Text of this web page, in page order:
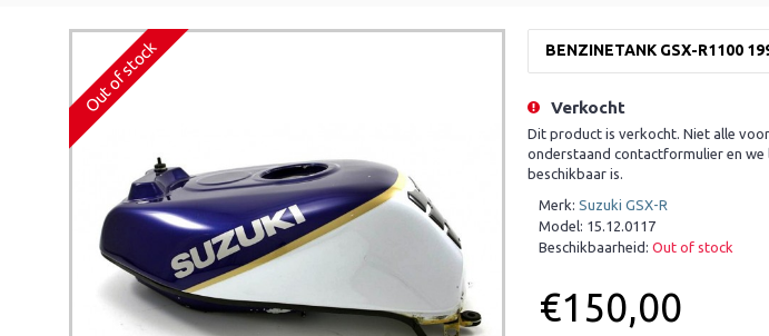
Out of stock BENZINETANK GSX-R1100
Verkocht
Dit product is verkocht. Niet alle
onderstaand contactformulier en
beschikbaar is.
Merk: Suzuki GSX-R
Model: 15.12.0117
Beschikbaarheid: Out of stock
€150,00